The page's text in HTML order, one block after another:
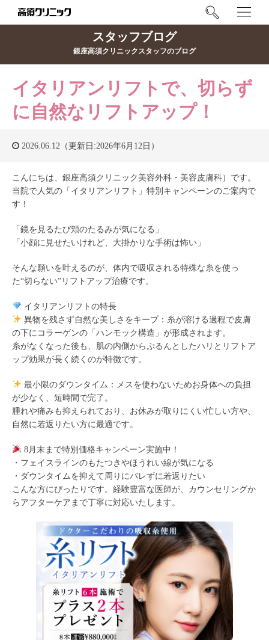
スタッフブログ
銀座高須クリニックスタッフのブログ
イタリアンリフトで、切らず
に自然なリフトアップ！
2026.06.12（更新日:2026年6月12日）
こんにちは、銀座高須クリニック美容外科・美容皮膚科）です。
当院で人気の「イタリアンリフト」特別キャンペーンのご案内で
す！
「鏡を見るたび頬のたるみが気になる」
「小顔に見せたいけれど、大掛かりな手術は怖い」
そんな願いを叶えるのが、体内で吸収される特殊な糸を使っ
た“切らない”リフトアップ治療です。
イタリアンリフトの特長
異物を残さず自然な美しさをキープ：糸が溶ける過程で皮膚
の下にコラーゲンの「ハンモック構造」が形成されます。
糸がなくなった後も、肌の内側からぷるんとしたハリとリフトア
ップ効果が長く続くのが特徴です。
最小限のダウンタイム：メスを使わないためお身体への負担
が少なく、短時間で完了。
腫れや痛みも抑えられており、お休みが取りにくい忙しい方や、
自然に若返りたい方に最適です。
8月末まで特別価格キャンペーン実施中！
・フェイスラインのもたつきやほうれい線が気になる
・ダウンタイムを抑えて周りにバレずに若返りたい
こんな方にぴったりです。経験豊富な医師が、カウンセリングか
らアフターケアまで丁寧に対応いたします。